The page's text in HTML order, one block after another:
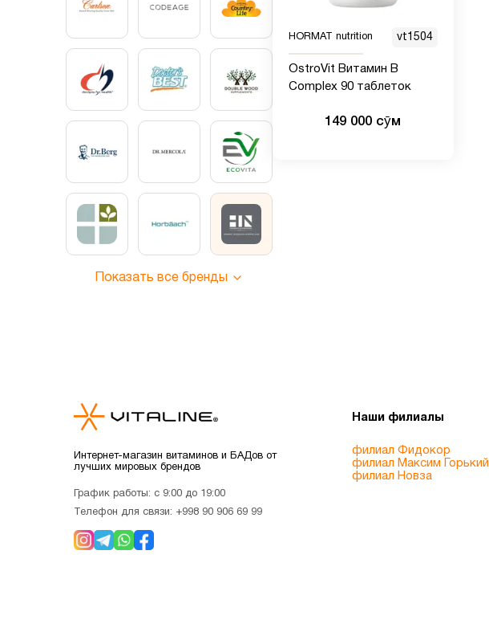
Показать все бренды
HORMAT nutrition vt1504
OstroVit Витамин B
Complex 90 таблеток
149 000 сӯм
Интернет-магазин витаминов и БАДов от
лучших мировых брендов
График работы: с 9:00 до 19:00
Телефон для связи: +998 90 906 69 99
Наши филиалы
филиал Фидокор
филиал Максим Горький
филиал Новза